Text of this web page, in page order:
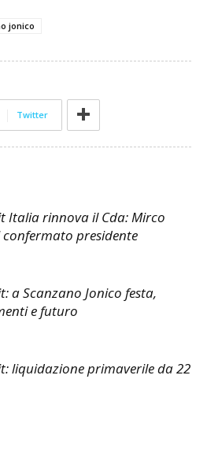
jonico
Twitter
Italia rinnova il Cda: Mirco
presidente
a Scanzano Jonico festa,
e futuro
liquidazione primaverile da 22